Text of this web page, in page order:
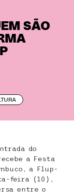
SÃO
do
a Festa
a Flup-
feira (10),
entre o